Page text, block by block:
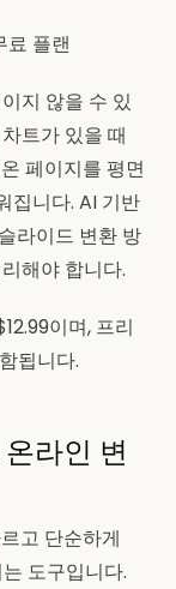
료 플랜
지 않을 수 있
트가 있을 때
페이지를 평면
집니다. AI 기반
라이드 변환 방
해야 합니다.
이며, 프리
됩니다.
라인 변
고 단순하게
도구입니다.